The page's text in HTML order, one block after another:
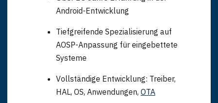
Android-Entwicklung
Tiefgreifende Spezialisierung auf
AOSP-Anpassung für eingebettete
Systeme
Vollständige Entwicklung: Treiber,
HAL, OS, Anwendungen, OTA